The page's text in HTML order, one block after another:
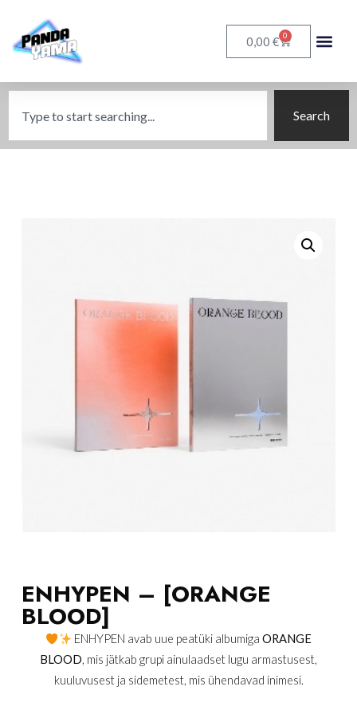
0,00 € 0
Search
ENHYPEN – [ORANGE
BLOOD]
ENHYPEN avab uue peatüki albumigaORANGE
BLOOD, mis jätkab grupi ainulaadset lugu armastusest,
kuuluvusest ja sidemetest, mis ühendavad inimesi.